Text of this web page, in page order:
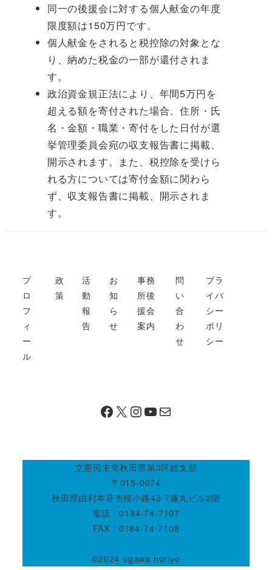
同一の後援会に対する個人献金の年度
限度額は150万円です。
個人献金をされると税控除の対象とな
り、納めた税金の一部が還付されま
す。
政治資金規正法により、年間5万円を
超える額を寄付された場合、住所・氏
名・金額・職業・寄付をした日付が選
挙管理委員会宛の収支報告書に掲載、
開示されます。また、税控除を受けら
れる方については寄付金額に関わら
ず、収支報告書に掲載、開示されま
す。
プ
ロ
フ
ィ
ー
ル
政
策
活
動
報
告
お
知
ら
せ
事務
所後
援会
案内
問
い
合
わ
せ
プラ
イバ
シー
ポリ
シー
Facebook X Instagramhttps://www.youtube.com/@ogawanoriyoofficial メール
立憲民主党秋田県第3区総支部
〒015-0074
秋田県由利本荘市桜小路43-7藤丸ビル2階
電話：0184-74-7107
FAX：0184-74-7108
©️2024 ogawa noriyo